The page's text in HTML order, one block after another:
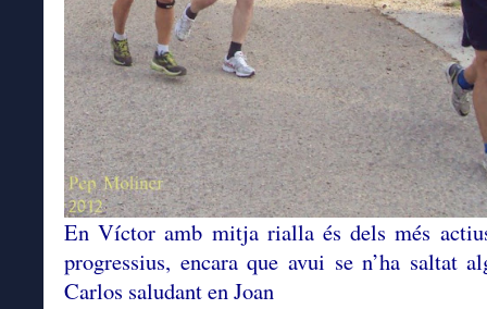
En Víctor amb mitja rialla és dels més
progressius, encara que avui se n’ha saltat
Carlos saludant en Joan